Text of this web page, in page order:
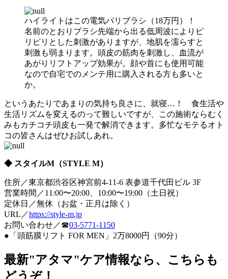
ハイライトはこの電気バリブラシ（18万円）！
名前のとおりブラシ先端から出る低周波によりピ
リピリとした刺激がありますが、地肌を濡らすと
刺激も弱まります。頭皮の筋肉を刺激し、血流が
あがりリフトアップ効果が。顔や首にも使用可能
なので自宅でのメンテ用に購入される方も多いと
か。
というあたりであまりの気持ち良さに、就寝…！ 食生活や
生活リズムを変えるのって難しいですが、この施術ならむく
みもカチコチ頭皮も一発で解消できます。多忙なモテるオト
コの皆さんはぜひお試しあれ。
◆ スタイルM（STYLE M）
住所／東京都渋谷区神宮前4-11-6 表参道千代田ビル 3F
営業時間／11:00〜20:00、10:00〜19:00（土日祝）
定休日／無休（お盆・正月は除く）
URL／https://style-m.jp
お問い合わせ／☎03-5771-1150
●「頭筋膜リフト FOR MEN」2万8000円（90分）
最新"アタマ"ケア情報なら、こちらも
どうぞ！